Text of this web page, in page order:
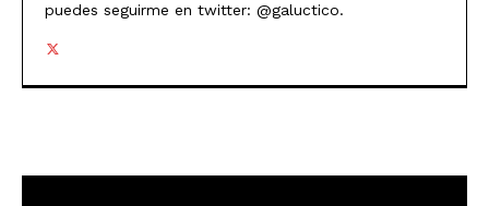
puedes seguirme en twitter: @galuctico.